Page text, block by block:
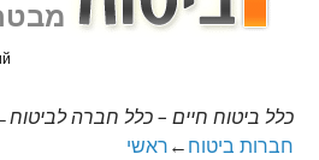
כלל ביטוח חיים – כלל חברה לביטוח
חברות ביטוח←ראשי